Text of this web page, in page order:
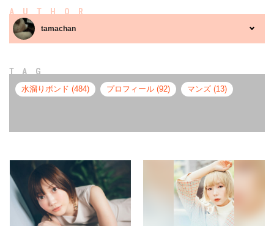
AUTHOR
tamachan
TAG
水溜りボンド (484) プロフィール (92) マンズ (13)